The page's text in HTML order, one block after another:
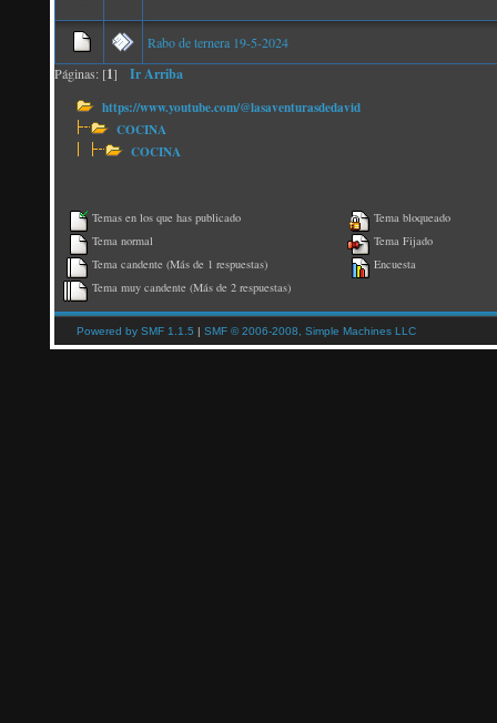
Rabo de ternera 19-5-2024
Páginas: [1] Ir Arriba
https://www.youtube.com/@lasaventurasdedavid
COCINA
COCINA
Temas en los que has publicado
Tema normal
Tema candente (Más de 1 respuestas)
Tema muy candente (Más de 2 respuestas)
Tema bloqueado
Tema Fijado
Encuesta
Powered by SMF 1.1.5 | SMF © 2006-2008, Simple Machines LLC